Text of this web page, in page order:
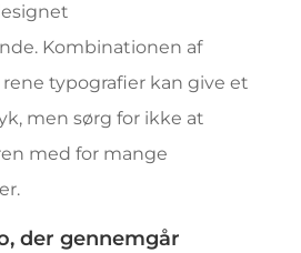
Kombinationen af
typografier kan give et
men sørg for ikke at
med for mange
der gennemgår